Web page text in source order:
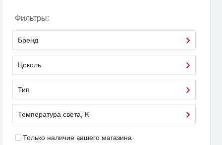
Фильтры:
Бренд
Цоколь
Тип
Температура света, K
Только наличие вашего магазина